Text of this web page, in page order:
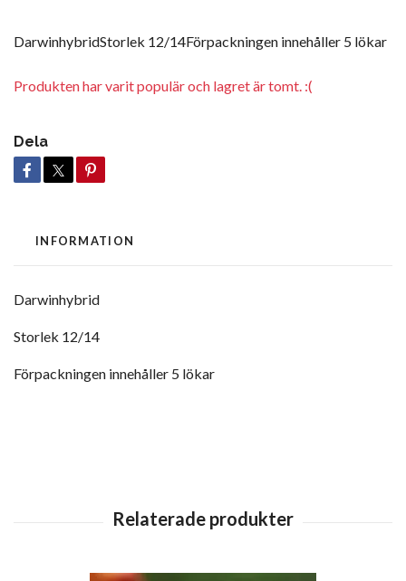
DarwinhybridStorlek 12/14Förpackningen innehåller 5 lökar
Produkten har varit populär och lagret är tomt. :(
Dela
INFORMATION
Darwinhybrid
Storlek 12/14
Förpackningen innehåller 5 lökar